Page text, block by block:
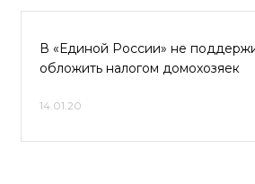
В «Единой России» не
обложить налогом домохозяек
14.01.20